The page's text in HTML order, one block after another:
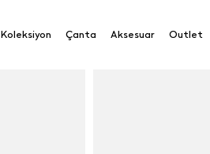
Koleksiyon Çanta Aksesuar Outlet